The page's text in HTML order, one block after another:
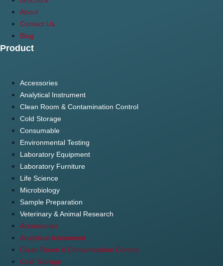
About
Contact Us
Blog
Product
Accessories
Analytical Instrument
Clean Room & Contamination Control
Cold Storage
Consumable
Environmental Testing
Laboratory Equipment
Laboratory Furniture
Life Science
Microbiology
Sample Preparation
Veterinary & Animal Research
Accessories
Analytical Instrument
Clean Room & Contamination Control
Cold Storage